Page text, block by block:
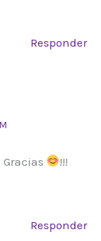
Responder
!!!
Responder